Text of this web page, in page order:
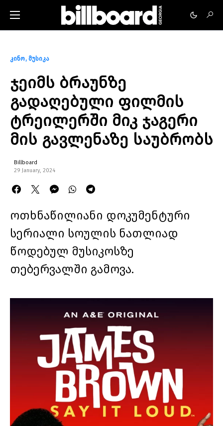
კინო მუსიკა
ჯეიმს ბრაუნზე
გადაღებული ფილმის
ტრეილერში მიკ ჯაგერი
მის გავლენაზე საუბრობს
Billboard
29 January, 2024
ოთხნაწილიანი დოკუმენტური
სერიალი სოულის ნათლიად
წოდებულ მუსიკოსზე
თებერვალში გამოვა.